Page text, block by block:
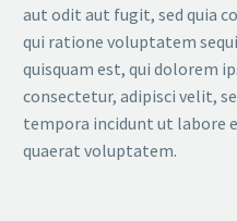
aut odit aut fugit, sed quia
qui ratione voluptatem
quisquam est, qui dolorem
consectetur, adipisci velit,
tempora incidunt ut labore
quaerat voluptatem.